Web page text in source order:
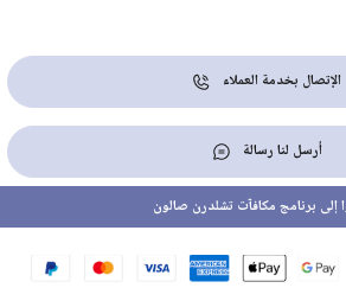
الإتصال بخدمة العملاء
أرسل لنا رسالة
إلى برنامج مكافآت تشلدرن صالون